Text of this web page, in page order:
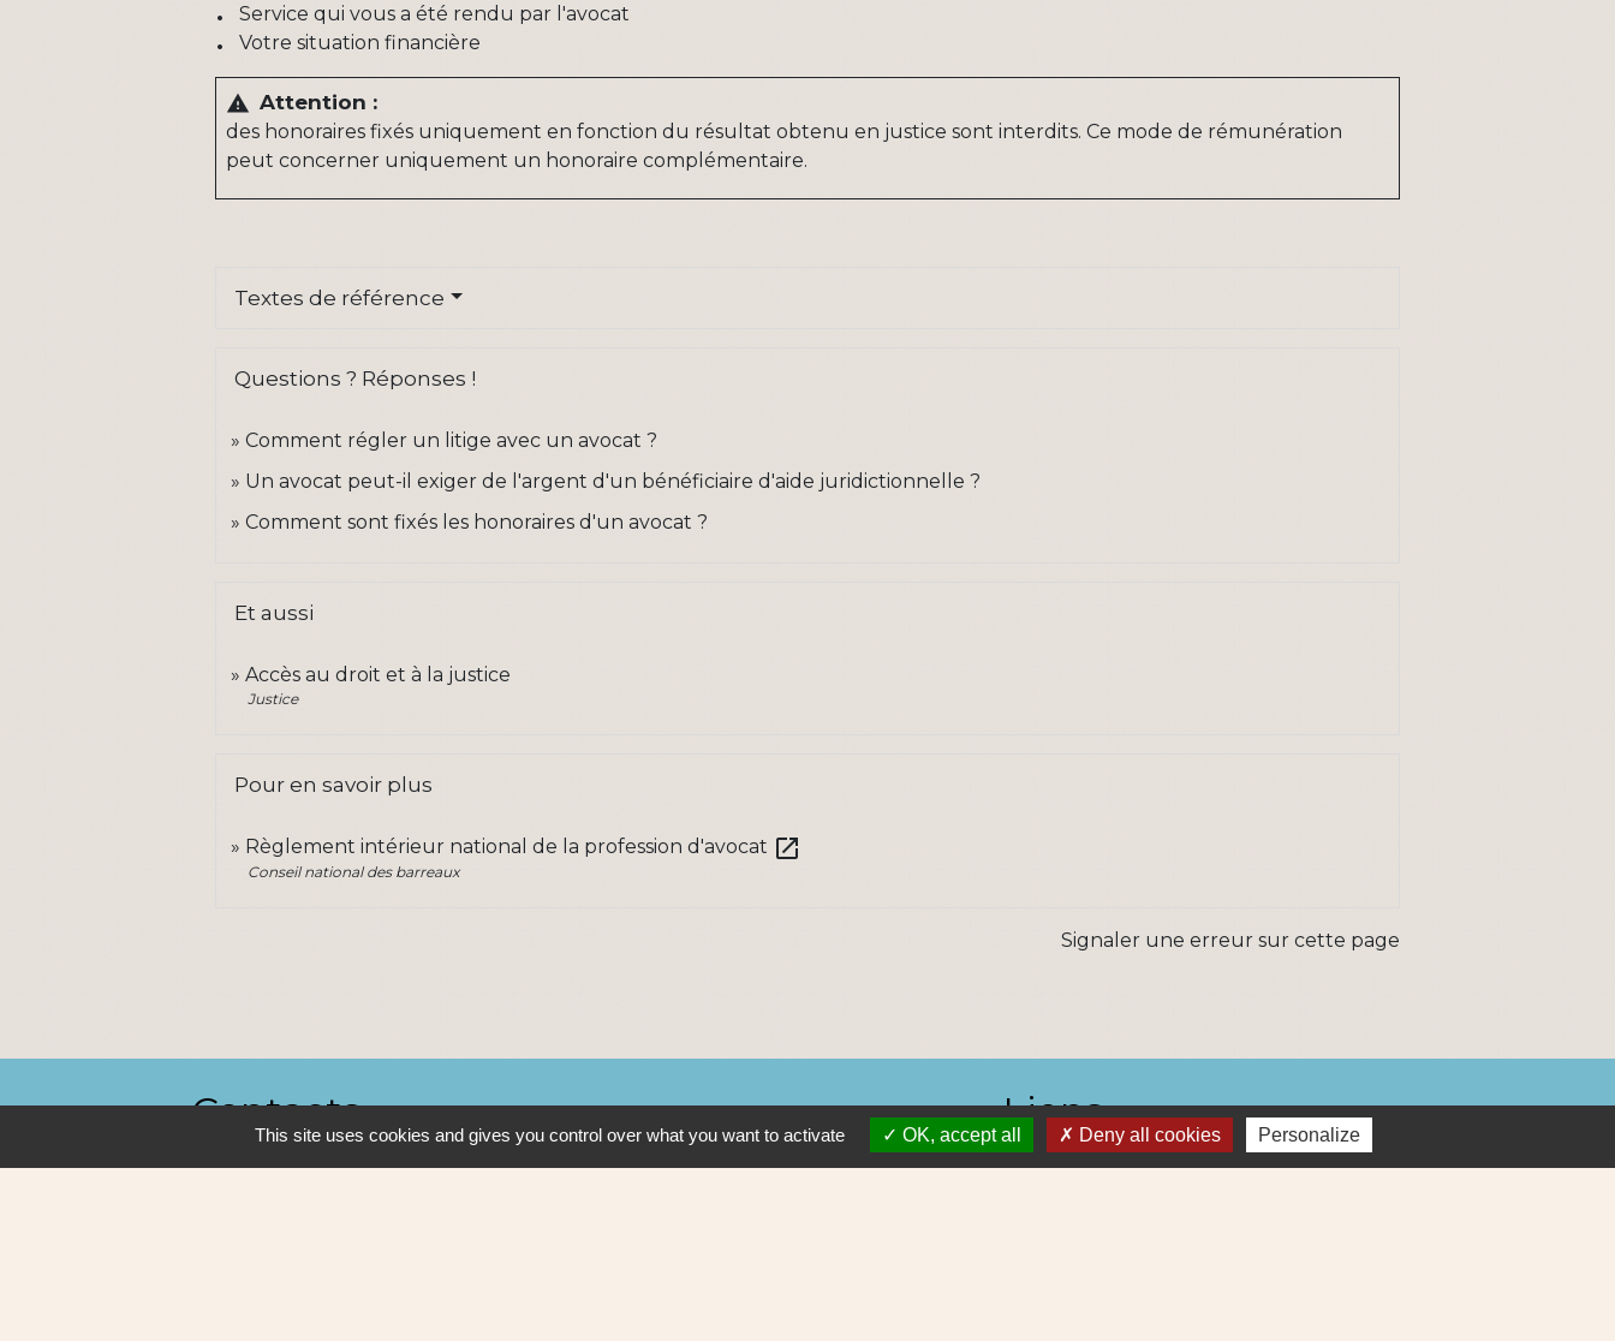
Service qui vous a été rendu par l'avocat
Votre situation financière
warning Attention :
des honoraires fixés uniquement en fonction du résultat obtenu en justice sont interdits. Ce mode de rémunération
peut concerner uniquement un honoraire complémentaire.
Textes de référence
Questions ? Réponses !
Comment régler un litige avec un avocat ?
Un avocat peut-il exiger de l'argent d'un bénéficiaire d'aide juridictionnelle ?
Comment sont fixés les honoraires d'un avocat ?
Et aussi
Accès au droit et à la justice
Justice
Pour en savoir plus
Règlement intérieur national de la profession d'avocat open_in_new
Conseil national des barreaux
Signaler une erreur sur cette page
Contacts
Ville de Sautron
Liens
This site uses cookies and gives you control over what you want to activate OK, accept all Deny all cookies Personalize